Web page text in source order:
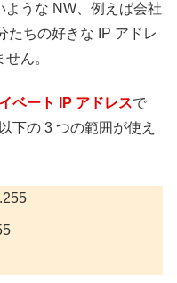
うな NW、例えば会社
たちの好きな IP アドレ
ん。
ベート IP アドレスで
下の 3 つの範囲が使え